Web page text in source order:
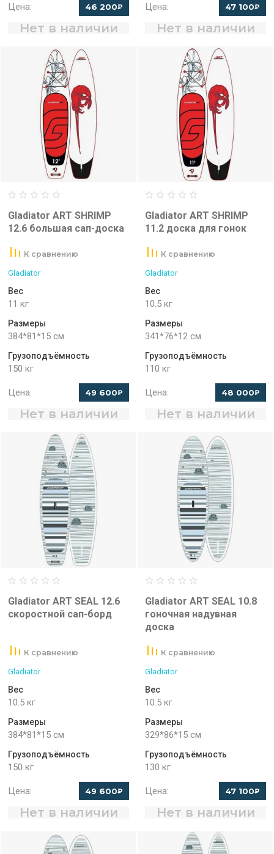
Цена: 46 200₽
Нет в наличии
Цена: 47 100₽
Нет в наличии
Gladiator ART SHRIMP
12.6 большая сап-доска
К сравнению
Gladiator
Вес
11 кг
Размеры
384*81*15 см
Грузоподъёмность
150 кг
Цена: 49 600₽
Нет в наличии
Gladiator ART SHRIMP
11.2 доска для гонок
К сравнению
Gladiator
Вес
10.5 кг
Размеры
341*76*12 см
Грузоподъёмность
110 кг
Цена: 48 000₽
Нет в наличии
Gladiator ART SEAL 12.6
скоростной сап-борд
К сравнению
Gladiator
Вес
10.5 кг
Размеры
384*81*15 см
Грузоподъёмность
150 кг
Цена: 49 600₽
Нет в наличии
Gladiator ART SEAL 10.8
гоночная надувная
доска
К сравнению
Gladiator
Вес
10.5 кг
Размеры
329*86*15 см
Грузоподъёмность
130 кг
Цена: 47 100₽
Нет в наличии